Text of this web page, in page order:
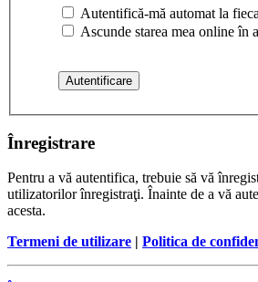
Autentifică-mă automat la
Ascunde starea mea online în
Înregistrare
Pentru a vă autentifica, trebuie să vă
utilizatorilor înregistraţi. Înainte de a vă
acesta.
Termeni de utilizare | Politica de